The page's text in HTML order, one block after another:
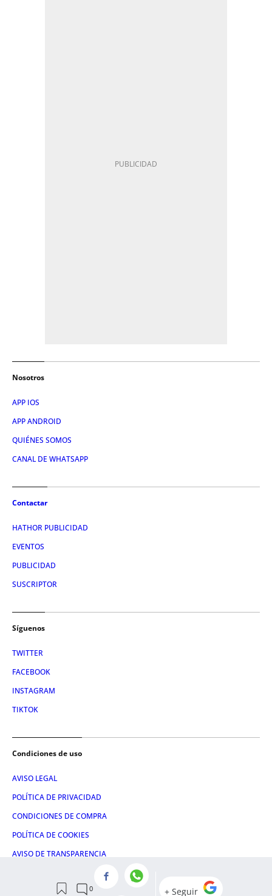
Nosotros
APP IOS
APP ANDROID
QUIÉNES SOMOS
CANAL DE WHATSAPP
Contactar
HATHOR PUBLICIDAD
EVENTOS
PUBLICIDAD
SUSCRIPTOR
Síguenos
TWITTER
FACEBOOK
INSTAGRAM
TIKTOK
Condiciones de uso
AVISO LEGAL
POLÍTICA DE PRIVACIDAD
CONDICIONES DE COMPRA
POLÍTICA DE COOKIES
AVISO DE TRANSPARENCIA